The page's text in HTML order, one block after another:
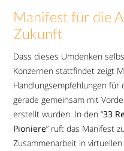
Manifest für die
Zukunft
Dass dieses Umdenken
Konzernen stattfindet zeigt
Handlungsempfehlungen
gerade gemeinsam mit
erstellt wurden. In den “33
Pioniere” ruft das Manifest
Zusammenarbeit in